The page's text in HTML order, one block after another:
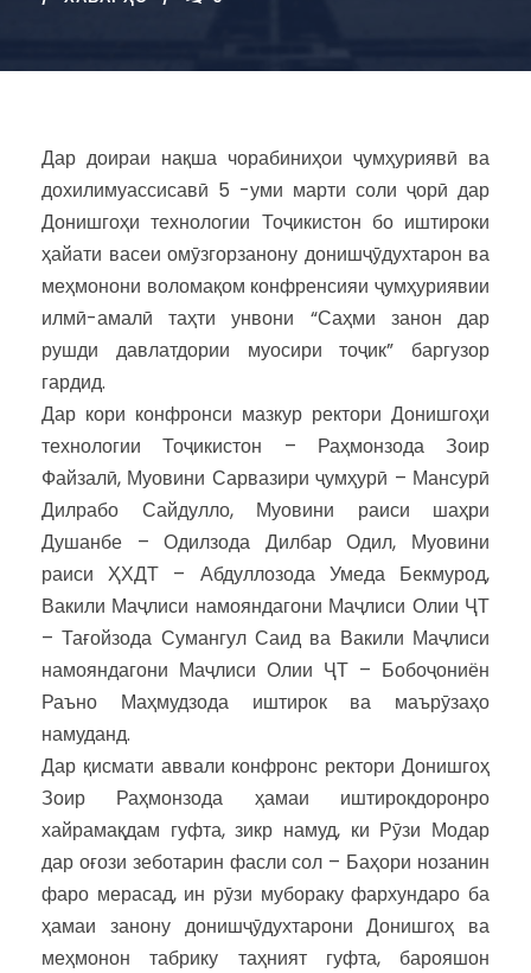
Дар доираи нақша чорабиниҳои ҷумҳуриявӣ ва
дохилимуассисавӣ 5 -уми марти соли ҷорӣ дар
Донишгоҳи технологии Тоҷикистон бо иштироки
ҳайати васеи омӯзгорзанону донишҷӯдухтарон ва
меҳмонони воломақом конфренсияи ҷумҳуриявии
илмӣ-амалӣ таҳти унвони “Саҳми занон дар
рушди давлатдории муосири тоҷик” баргузор
гардид.
Дар кори конфронси мазкур ректори Донишгоҳи
технологии Тоҷикистон – Раҳмонзода Зоир
Файзалӣ, Муовини Сарвазири ҷумҳурӣ – Мансурӣ
Дилрабо Сайдулло, Муовини раиси шаҳри
Душанбе – Одилзода Дилбар Одил, Муовини
раиси ҲХДТ – Абдуллозода Умеда Бекмурод,
Вакили Маҷлиси намояндагони Маҷлиси Олии ҶТ
– Тағойзода Сумангул Саид ва Вакили Маҷлиси
намояндагони Маҷлиси Олии ҶТ – Бобоҷониён
Раъно Маҳмудзода иштирок ва маърӯзаҳо
намуданд.
Дар қисмати аввали конфронс ректори Донишгоҳ
Зоир Раҳмонзода ҳамаи иштирокдоронро
хайрамақдам гуфта, зикр намуд, ки Рӯзи Модар
дар оғози зеботарин фасли сол – Баҳори нозанин
фаро мерасад, ин рӯзи мубораку фархундаро ба
ҳамаи занону донишҷӯдухтарони Донишгоҳ ва
меҳмонон табрику таҳният гуфта, барояшон